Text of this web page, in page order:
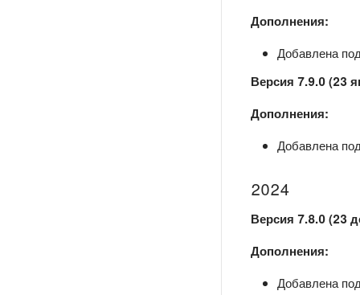
Дополнения:
Добавлена
Версия 7.9.0 (23
Дополнения:
Добавлена
2024
Версия 7.8.0 (23
Дополнения:
Добавлена